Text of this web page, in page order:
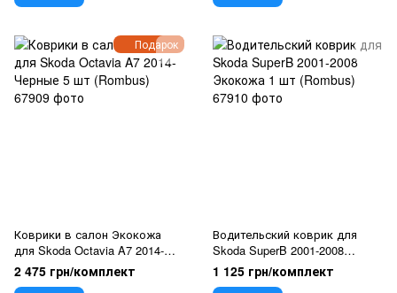
Подарок
Коврики в салон Экокожа
для Skoda Octavia A7 2014-
Черные 5 шт (Rombus)
2 475 грн/комплект
Водительский коврик для
Skoda SuperB 2001-2008
Экокожа 1 шт (Rombus)
1 125 грн/комплект